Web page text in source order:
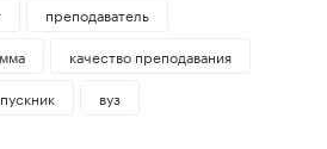
преподаватель
качество преподавания
вуз